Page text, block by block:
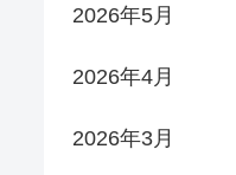
2026年5月
2026年4月
2026年3月